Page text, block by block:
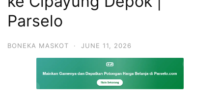
Parselo
BONEKA MASKOT · JUNE 11, 2026